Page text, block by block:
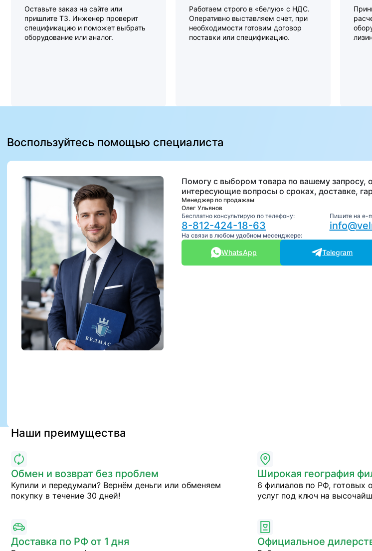
Оставьте заказ на сайте или
пришлите ТЗ. Инженер проверит
спецификацию и поможет выбрать
оборудование или аналог.
Работаем строго в «белую» с НДС.
Оперативно выставляем счет, при
необходимости готовим договор
поставки или спецификацию.
Воспользуйтесь помощью специалиста
Помогу с выбором товара по вашему запросу,
интересующие вопросы о сроках, доставке,
Менеджер по продажам
Олег Ульянов
Бесплатно консультирую по телефону:
8-812-424-18-63
Пишите на e-
На связи в любом удобном месенджере:
WhatsApp Telegram
Наши преимущества
Обмен и возврат без проблем
Купили и передумали? Вернём деньги или обменяем
покупку в течение 30 дней!
Широкая география
6 филиалов по РФ, готовых
услуг под ключ на
Доставка по РФ от 1 дня Официальное